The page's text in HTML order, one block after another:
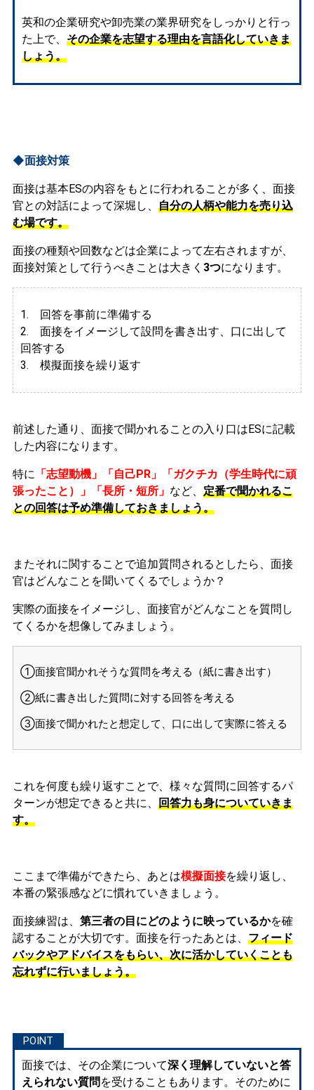
英和の企業研究や卸売業の業界研究をしっかりと行っ
た上で、 その企業を志望する理由を言語化していきま
しょう。
◆面接対策
面接は基本ESの内容をもとに行われることが多く、面接
官との対話によって深堀し、 自分の人柄や能力を売り込
む場です。
面接の種類や回数などは企業によって左右されますが、
面接対策として行うべきことは大きく 3つになります。
1. 回答を事前に準備する
2. 面接をイメージして設問を書き出す、口に出して
回答する
3. 模擬面接を繰り返す
前述した通り、面接で聞かれることの入り口はESに記載
した内容になります。
特に 「志望動機」「自己PR」「ガクチカ（学生時代に頑
張ったこと）」「長所・短所」 など、 定番で聞かれるこ
との回答は予め準備しておきましょう。
またそれに関することで追加質問されるとしたら、面接
官はどんなことを聞いてくるでしょうか？
実際の面接をイメージし、面接官がどんなことを質問し
てくるかを想像してみましょう。
①面接官聞かれそうな質問を考える（紙に書き出す）
②紙に書き出した質問に対する回答を考える
③面接で聞かれたと想定して、口に出して実際に答える
これを何度も繰り返すことで、様々な質問に回答するパ
ターンが想定できると共に、 回答力も身についていきま
す。
ここまで準備ができたら、あとは模擬面接を繰り返し、
本番の緊張感などに慣れていきましょう。
面接練習は、 第三者の目にどのように映っているかを確
認することが大切です。面接を行ったあとは、 フィード
バックやアドバイスをもらい、次に活かしていくことも
忘れずに行いましょう。
面接では、その企業について深く理解していないと答
えられない質問 を受けることもあります。そのために